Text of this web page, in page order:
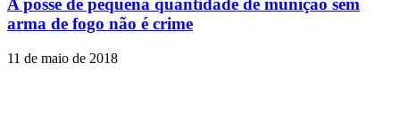
A posse de pequena quantidade de munição sem
arma de fogo não é crime
11 de maio de 2018